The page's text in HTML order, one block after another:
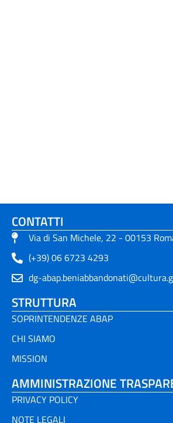
CONTATTI
Via di San Michele, 22 - 00153
(+39) 06 6723 4293
dg-
STRUTTURA
SOPRINTENDENZE ABAP
CHI SIAMO
MISSION
AMMINISTRAZIONE
PRIVACY POLICY
NOTE LEGALI